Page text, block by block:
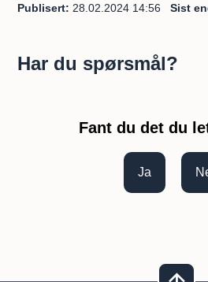
Publisert 28.02.2024 14:56 Sist
Har du spørsmål?
Fant du det du
Ja